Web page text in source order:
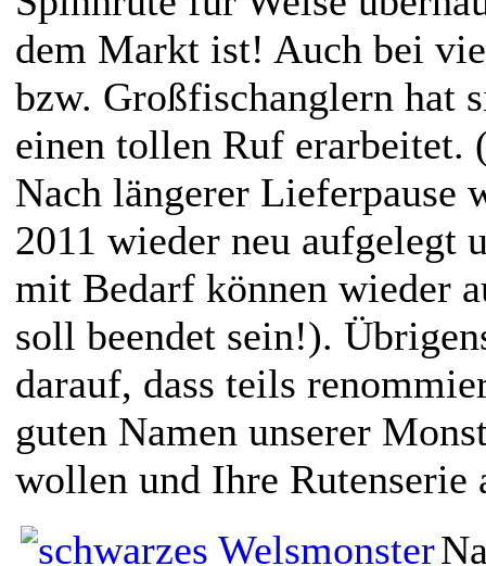
dem Markt ist! Auch bei
bzw. Großfischanglern hat
einen tollen Ruf erarbeitet.
Nach längerer Lieferpause
2011 wieder neu aufgelegt
mit Bedarf können wieder
soll beendet sein!).
darauf, dass teils
guten Namen unserer
wollen und Ihre Rutenserie